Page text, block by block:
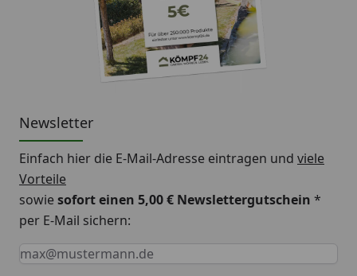
Newsletter
Einfach hier die E-Mail-Adresse eintragen und viele
Vorteile
sowiesofort einen 5,00 € Newslettergutschein *
per E-Mail sichern:
Keine Eingabe erforderlich
Eingabe erforderlich
E-Mail *